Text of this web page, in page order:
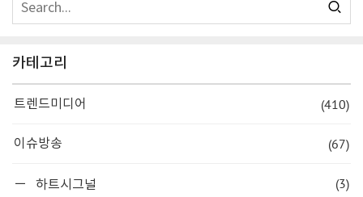
카테고리
트렌드미디어 (410)
이슈방송 (67)
하트시그널 (3)